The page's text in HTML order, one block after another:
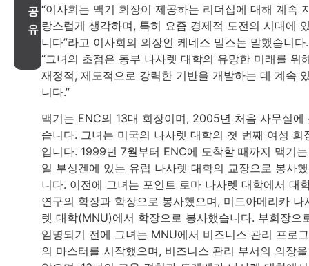
공
유
“이사회는 맥기 회장이 제공하는 리더십에 대해 계속
랑스럽게 생각하며, 특히 요즘 경제적 도전의 시대에
니다”라고 이사회의 의장인 케네스 밀스는 말했습니다.
“그녀의 초점은 동부 나사렛 대학의 유망한 미래를 위
재정적, 제도적으로 강력한 기반을 개발하는 데 계속
니다.”
맥기는 ENC의 13대 회장이며, 2005년 처음 사무실에
습니다. 그녀는 미국의 나사렛 대학의 첫 번째 여성 회
입니다. 1999년 7월부터 ENC에 도착할 때까지 맥기
일 부싱겐에 있는 유럽 나사렛 대학의 교장으로 봉사
니다. 이전에 그녀는 포인트 로마 나사렛 대학에서 대
연구의 학장과 학장으로 봉사했으며, 미드아메리카 나
렛 대학(MNU)에서 학장으로 봉사했습니다. 부회장으
임명되기 전에 그녀는 MNU에서 비즈니스 관리 프로
의 마스터를 시작했으며, 비즈니스 관리 부서의 의장